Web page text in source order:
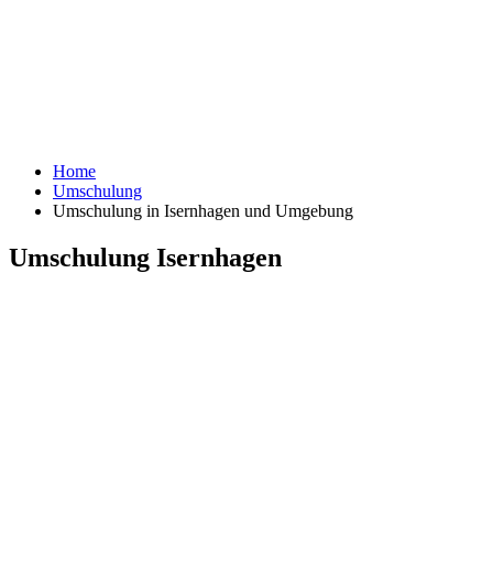
Home
Umschulung
Umschulung in Isernhagen und Umgebung
Umschulung Isernhagen